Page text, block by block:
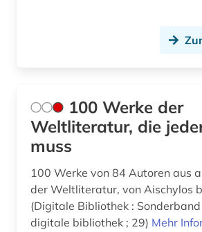
enneades (1)
epigraphik (7)
erasmus von rotterdam (1)
100 Werke der
Weltliteratur, die
muss
100 Werke von 84 Autoren aus
der Weltliteratur, von Aischylos
(Digitale Bibliothek : Sonderband
digitale bibliothek ; 29) Mehr